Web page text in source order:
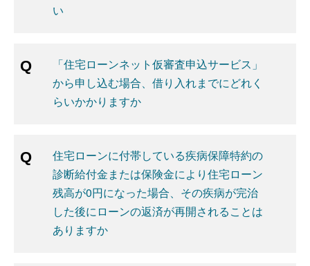
い
「住宅ローンネット仮審査申込サービス」
から申し込む場合、借り入れまでにどれく
らいかかりますか
住宅ローンに付帯している疾病保障特約の
診断給付金または保険金により住宅ローン
残高が0円になった場合、その疾病が完治
した後にローンの返済が再開されることは
ありますか